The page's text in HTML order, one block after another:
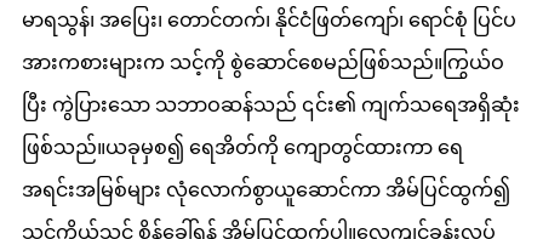
မာရသွန်၊ အပြေး၊ တောင်တက်၊ နိုင်ငံဖြတ်ကျော်၊ ရောင်စုံ ပြင်ပ
အားကစားများက သင့်ကို စွဲဆောင်စေမည်ဖြစ်သည်။ကြွယ်ဝ
ပြီး ကွဲပြားသော သဘာဝဆန်သည် ၎င်း၏ ကျက်သရေအရှိဆုံး
ဖြစ်သည်။ယခုမှစ၍ ရေအိတ်ကို ကျောတွင်ထားကာ ရေ
အရင်းအမြစ်များ လုံလောက်စွာယူဆောင်ကာ အိမ်ပြင်ထွက်၍
သင့်ကိုယ်သင် စိန်ခေါ်ရန် အိမ်ပြင်ထွက်ပါ။လေ့ကျင့်ခန်းလုပ်